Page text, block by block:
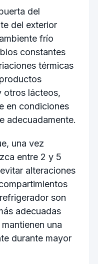
del
del exterior
frío
constantes
térmicas
otros lácteos,
en condiciones
adecuadamente.
una vez
entre 2 y 5
alteraciones
son
adecuadas
una
durante mayor